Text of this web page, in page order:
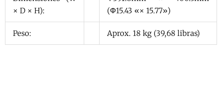
× D × H):
(Φ15.43 «× 15.77»)
Peso: Aprox. 18 kg (39,68 libras)